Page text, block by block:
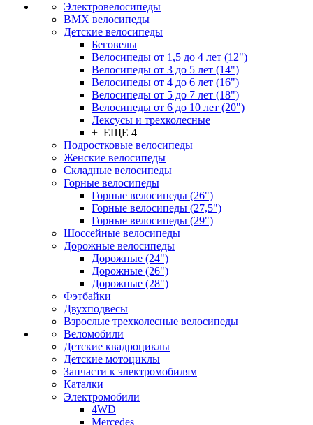
Электровелосипеды
BMX велосипеды
Детские велосипеды
Беговелы
Велосипеды от 1,5 до 4 лет (12")
Велосипеды от 3 до 5 лет (14")
Велосипеды от 4 до 6 лет (16")
Велосипеды от 5 до 7 лет (18")
Велосипеды от 6 до 10 лет (20")
Лексусы и трехколесные
+ ЕЩЕ 4
Подростковые велосипеды
Женские велосипеды
Складные велосипеды
Горные велосипеды
Горные велосипеды (26")
Горные велосипеды (27,5")
Горные велосипеды (29")
Шоссейные велосипеды
Дорожные велосипеды
Дорожные (24")
Дорожные (26")
Дорожные (28")
Фэтбайки
Двухподвесы
Взрослые трехколесные велосипеды
Веломобили
Детские квадроциклы
Детские мотоциклы
Запчасти к электромобилям
Каталки
Электромобили
4WD
Mercedes